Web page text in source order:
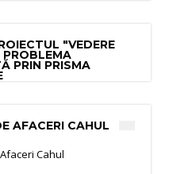
"VEDERE
PRIN PRISMA
AFACERI CAHUL